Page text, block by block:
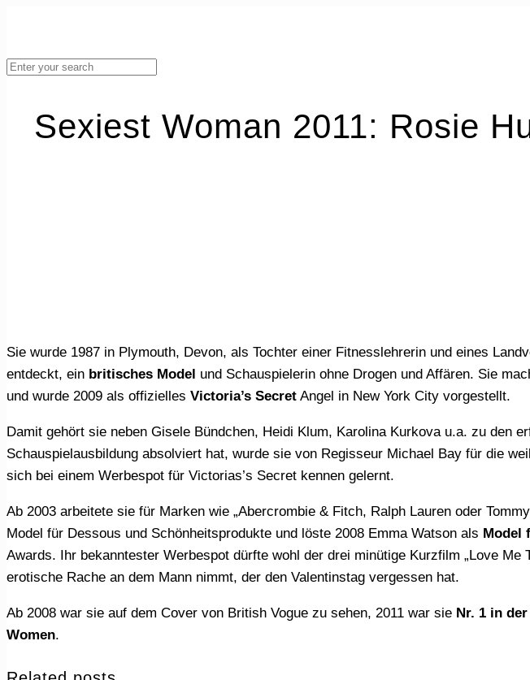
Sexiest Woman 2011: Rosie
Sie wurde 1987 in Plymouth, Devon, als Tochter einer Fitnesslehrerin und eines Landvermessers geboren. Sie wurde mit 16 Jahren von einem Modelscout
entdeckt, ein britisches Model und Schauspielerin ohne Drogen und Affären. Sie
und wurde 2009 als offizielles Victoria’s Secret Angel in New York City vorgestellt.
Damit gehört sie neben Gisele Bündchen, Heidi Klum, Karolina Kurkova u.a. zu den
Schauspielausbildung absolviert hat, wurde sie von Regisseur Michael Bay für die
sich bei einem Werbespot für Victorias’s Secret kennen gelernt.
Ab 2003 arbeitete sie für Marken wie „Abercrombie & Fitch, Ralph Lauren oder Tommy Hilfiger“ und war 2004 erstmals auf dem Laufsteg zu sehen, seit 2006 ist sie
Model für Dessous und Schönheitsprodukte und löste 2008 Emma Watson als Model
Awards. Ihr bekanntester Werbespot dürfte wohl der drei minütige Kurzfilm „Love
erotische Rache an dem Mann nimmt, der den Valentinstag vergessen hat.
Ab 2008 war sie auf dem Cover von British Vogue zu sehen, 2011 war sie Nr. 1 in
Women.